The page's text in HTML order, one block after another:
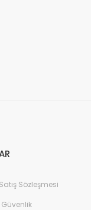
Sözleşmesi
Güvenlik